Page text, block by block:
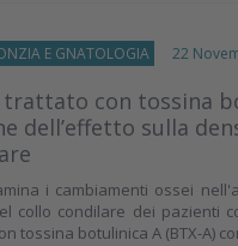
E GNATOLOGIA 22
trattato con tossina
dell’effetto sulla
i cambiamenti ossei
collo condilare dei pazienti
tossina botulinica A (BTX-A)